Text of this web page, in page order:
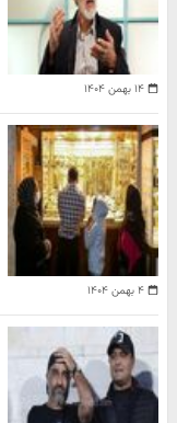
۱۴ بهمن ۱۴۰۴
۴ بهمن ۱۴۰۴